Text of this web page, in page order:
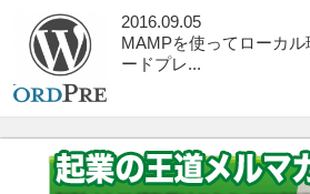
2016.09.05
MAMPを使ってローカ
ードプレ...